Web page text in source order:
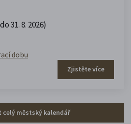
31. 8. 2026)
dobu
Zjistěte více
celý městský kalendář